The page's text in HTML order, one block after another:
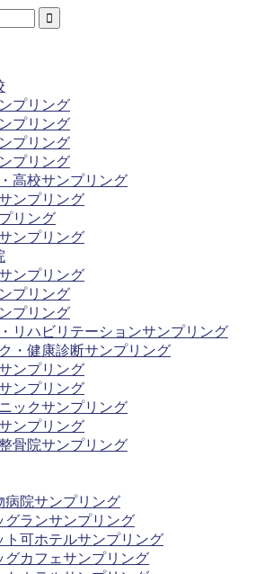
プリング
プリング
プリング
プリング
高校サンプリング
ンプリング
リング
ンプリング
ンプリング
プリング
プリング
リハビリテーションサンプリング
・健康診断サンプリング
ンプリング
ンプリング
ックサンプリング
ンプリング
骨院サンプリング
病院サンプリング
グランサンプリング
ト可ホテルサンプリング
グカフェサンプリング